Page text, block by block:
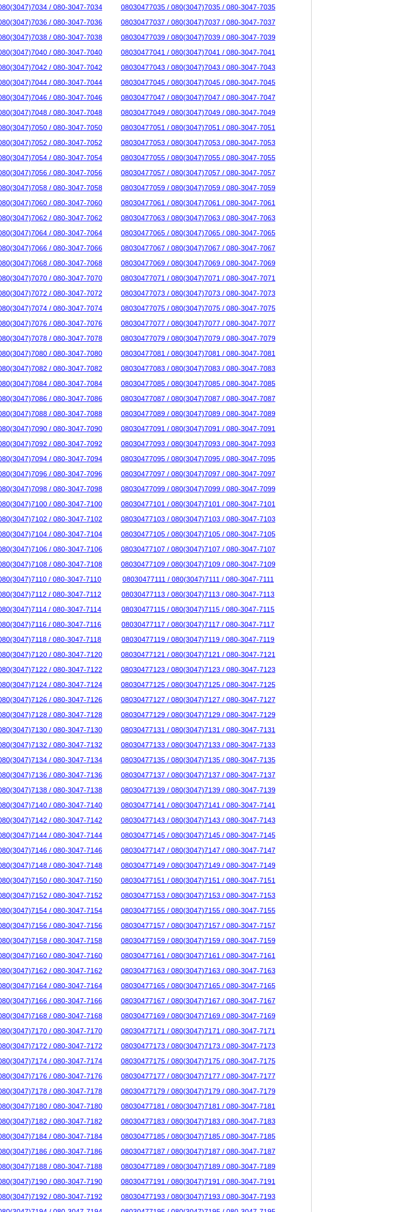
/ 080-3047-7034
08030477035 / 080(3047)7035 / 080-3047-7035
/ 080-3047-7036
08030477037 / 080(3047)7037 / 080-3047-7037
/ 080-3047-7038
08030477039 / 080(3047)7039 / 080-3047-7039
/ 080-3047-7040
08030477041 / 080(3047)7041 / 080-3047-7041
/ 080-3047-7042
08030477043 / 080(3047)7043 / 080-3047-7043
/ 080-3047-7044
08030477045 / 080(3047)7045 / 080-3047-7045
/ 080-3047-7046
08030477047 / 080(3047)7047 / 080-3047-7047
/ 080-3047-7048
08030477049 / 080(3047)7049 / 080-3047-7049
/ 080-3047-7050
08030477051 / 080(3047)7051 / 080-3047-7051
/ 080-3047-7052
08030477053 / 080(3047)7053 / 080-3047-7053
/ 080-3047-7054
08030477055 / 080(3047)7055 / 080-3047-7055
/ 080-3047-7056
08030477057 / 080(3047)7057 / 080-3047-7057
/ 080-3047-7058
08030477059 / 080(3047)7059 / 080-3047-7059
/ 080-3047-7060
08030477061 / 080(3047)7061 / 080-3047-7061
/ 080-3047-7062
08030477063 / 080(3047)7063 / 080-3047-7063
/ 080-3047-7064
08030477065 / 080(3047)7065 / 080-3047-7065
/ 080-3047-7066
08030477067 / 080(3047)7067 / 080-3047-7067
/ 080-3047-7068
08030477069 / 080(3047)7069 / 080-3047-7069
/ 080-3047-7070
08030477071 / 080(3047)7071 / 080-3047-7071
/ 080-3047-7072
08030477073 / 080(3047)7073 / 080-3047-7073
/ 080-3047-7074
08030477075 / 080(3047)7075 / 080-3047-7075
/ 080-3047-7076
08030477077 / 080(3047)7077 / 080-3047-7077
/ 080-3047-7078
08030477079 / 080(3047)7079 / 080-3047-7079
/ 080-3047-7080
08030477081 / 080(3047)7081 / 080-3047-7081
/ 080-3047-7082
08030477083 / 080(3047)7083 / 080-3047-7083
/ 080-3047-7084
08030477085 / 080(3047)7085 / 080-3047-7085
/ 080-3047-7086
08030477087 / 080(3047)7087 / 080-3047-7087
/ 080-3047-7088
08030477089 / 080(3047)7089 / 080-3047-7089
/ 080-3047-7090
08030477091 / 080(3047)7091 / 080-3047-7091
/ 080-3047-7092
08030477093 / 080(3047)7093 / 080-3047-7093
/ 080-3047-7094
08030477095 / 080(3047)7095 / 080-3047-7095
/ 080-3047-7096
08030477097 / 080(3047)7097 / 080-3047-7097
/ 080-3047-7098
08030477099 / 080(3047)7099 / 080-3047-7099
/ 080-3047-7100
08030477101 / 080(3047)7101 / 080-3047-7101
/ 080-3047-7102
08030477103 / 080(3047)7103 / 080-3047-7103
/ 080-3047-7104
08030477105 / 080(3047)7105 / 080-3047-7105
/ 080-3047-7106
08030477107 / 080(3047)7107 / 080-3047-7107
/ 080-3047-7108
08030477109 / 080(3047)7109 / 080-3047-7109
/ 080-3047-7110
08030477111 / 080(3047)7111 / 080-3047-7111
/ 080-3047-7112
08030477113 / 080(3047)7113 / 080-3047-7113
/ 080-3047-7114
08030477115 / 080(3047)7115 / 080-3047-7115
/ 080-3047-7116
08030477117 / 080(3047)7117 / 080-3047-7117
/ 080-3047-7118
08030477119 / 080(3047)7119 / 080-3047-7119
/ 080-3047-7120
08030477121 / 080(3047)7121 / 080-3047-7121
/ 080-3047-7122
08030477123 / 080(3047)7123 / 080-3047-7123
/ 080-3047-7124
08030477125 / 080(3047)7125 / 080-3047-7125
/ 080-3047-7126
08030477127 / 080(3047)7127 / 080-3047-7127
/ 080-3047-7128
08030477129 / 080(3047)7129 / 080-3047-7129
/ 080-3047-7130
08030477131 / 080(3047)7131 / 080-3047-7131
/ 080-3047-7132
08030477133 / 080(3047)7133 / 080-3047-7133
/ 080-3047-7134
08030477135 / 080(3047)7135 / 080-3047-7135
/ 080-3047-7136
08030477137 / 080(3047)7137 / 080-3047-7137
/ 080-3047-7138
08030477139 / 080(3047)7139 / 080-3047-7139
/ 080-3047-7140
08030477141 / 080(3047)7141 / 080-3047-7141
/ 080-3047-7142
08030477143 / 080(3047)7143 / 080-3047-7143
/ 080-3047-7144
08030477145 / 080(3047)7145 / 080-3047-7145
/ 080-3047-7146
08030477147 / 080(3047)7147 / 080-3047-7147
/ 080-3047-7148
08030477149 / 080(3047)7149 / 080-3047-7149
/ 080-3047-7150
08030477151 / 080(3047)7151 / 080-3047-7151
/ 080-3047-7152
08030477153 / 080(3047)7153 / 080-3047-7153
/ 080-3047-7154
08030477155 / 080(3047)7155 / 080-3047-7155
/ 080-3047-7156
08030477157 / 080(3047)7157 / 080-3047-7157
/ 080-3047-7158
08030477159 / 080(3047)7159 / 080-3047-7159
/ 080-3047-7160
08030477161 / 080(3047)7161 / 080-3047-7161
/ 080-3047-7162
08030477163 / 080(3047)7163 / 080-3047-7163
/ 080-3047-7164
08030477165 / 080(3047)7165 / 080-3047-7165
/ 080-3047-7166
08030477167 / 080(3047)7167 / 080-3047-7167
/ 080-3047-7168
08030477169 / 080(3047)7169 / 080-3047-7169
/ 080-3047-7170
08030477171 / 080(3047)7171 / 080-3047-7171
/ 080-3047-7172
08030477173 / 080(3047)7173 / 080-3047-7173
/ 080-3047-7174
08030477175 / 080(3047)7175 / 080-3047-7175
/ 080-3047-7176
08030477177 / 080(3047)7177 / 080-3047-7177
/ 080-3047-7178
08030477179 / 080(3047)7179 / 080-3047-7179
/ 080-3047-7180
08030477181 / 080(3047)7181 / 080-3047-7181
/ 080-3047-7182
08030477183 / 080(3047)7183 / 080-3047-7183
/ 080-3047-7184
08030477185 / 080(3047)7185 / 080-3047-7185
/ 080-3047-7186
08030477187 / 080(3047)7187 / 080-3047-7187
/ 080-3047-7188
08030477189 / 080(3047)7189 / 080-3047-7189
/ 080-3047-7190
08030477191 / 080(3047)7191 / 080-3047-7191
/ 080-3047-7192
08030477193 / 080(3047)7193 / 080-3047-7193